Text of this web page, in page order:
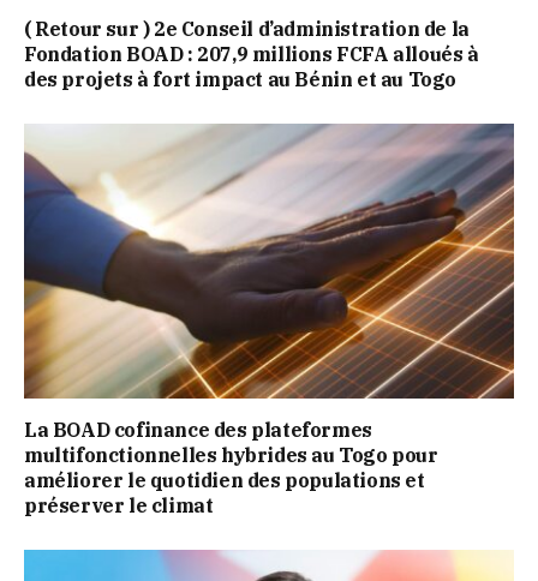
( Retour sur ) 2e Conseil d’administration de la
Fondation BOAD : 207,9 millions FCFA alloués à
des projets à fort impact au Bénin et au Togo
La BOAD cofinance des plateformes
multifonctionnelles hybrides au Togo pour
améliorer le quotidien des populations et
préserver le climat